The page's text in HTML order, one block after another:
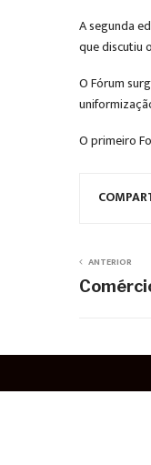
A segunda
que discutiu
O Fórum
O primeiro
ANTERIOR